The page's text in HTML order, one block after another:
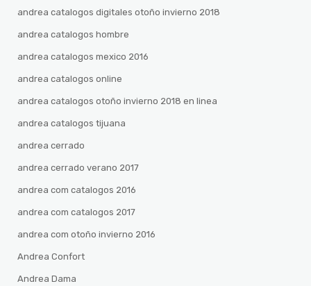
andrea catalogos digitales otoño invierno 2018
andrea catalogos hombre
andrea catalogos mexico 2016
andrea catalogos online
andrea catalogos otoño invierno 2018 en linea
andrea catalogos tijuana
andrea cerrado
andrea cerrado verano 2017
andrea com catalogos 2016
andrea com catalogos 2017
andrea com otoño invierno 2016
Andrea Confort
Andrea Dama